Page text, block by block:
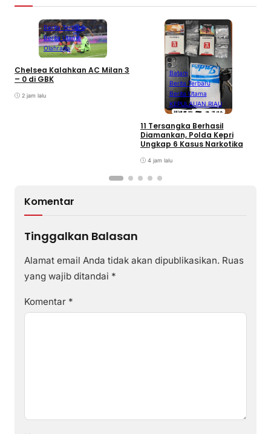
Berita Terbaru
Berita Utama
Olahraga
Chelsea Kalahkan AC Milan 3
– 0 di GBK
2 jam lalu
Batam
Berita Terbaru
Berita Utama
KEPULAUAN RIAU
11 Tersangka Berhasil
Diamankan, Polda Kepri
Ungkap 6 Kasus Narkotika
4 jam lalu
Komentar
Tinggalkan Balasan
Alamat email Anda tidak akan dipublikasikan. Ruas
yang wajib ditandai *
Komentar *